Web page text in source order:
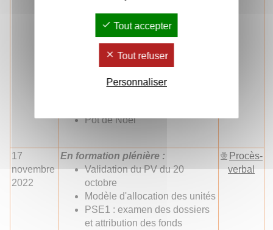
Amériques
Présentation AAP MSHBx :
bilan et perspectives.
RapportsHCERES
l'établissement et nouveau
contrat : présentation et
Pot de Noël
17
novembre
2022
En formation plénière :
Validation du PV du 20
octobre
Modèle d'allocation des unités
PSE1 : examen des dossiers
et attribution des fonds
Procès-
verbal
Tout accepter
Tout refuser
Personnaliser